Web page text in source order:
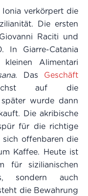
verkörpert die
Die ersten
Raciti und
In Giarre-Catania
Alimentari
. Das Geschäft
auf die
wurde dann
Die akribische
für die richtige
sich offenbaren die
Kaffee. Heute ist
für sizilianischen
sondern auch
die Bewahrung